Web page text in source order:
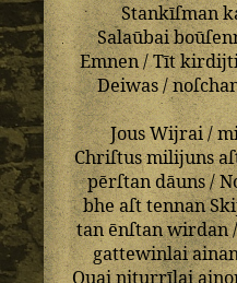
Stankīſman
Salaūbai
Emnen/Tīt
Deiwas/
JousWijrai/
Chriſtusmilijuns
pērſtan dāuns/
bhe aſttennan
tan ēnſtanwirdan
gattewinlai
Quainiturrīlai